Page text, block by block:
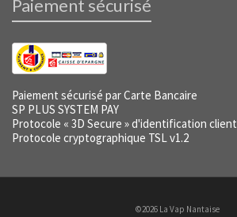
Paiement sécurisé
Paiement sécurisé par Carte Bancaire
SP PLUS SYSTEM PAY
Protocole « 3D Secure » d'identification client
Protocole cryptographique TSL v1.2
©2026 La Vap Nantaise